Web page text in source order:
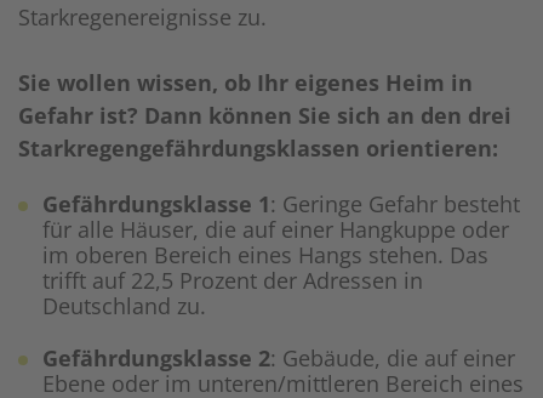
Starkregenereignisse zu.
Sie wollen wissen, ob Ihr eigenes Heim in
Gefahr ist? Dann können Sie sich an den drei
Starkregengefährdungsklassen orientieren:
Gefährdungsklasse 1: Geringe Gefahr besteht
für alle Häuser, die auf einer Hangkuppe oder
im oberen Bereich eines Hangs stehen. Das
trifft auf 22,5 Prozent der Adressen in
Deutschland zu.
Gefährdungsklasse 2: Gebäude, die auf einer
Ebene oder im unteren/mittleren Bereich eines